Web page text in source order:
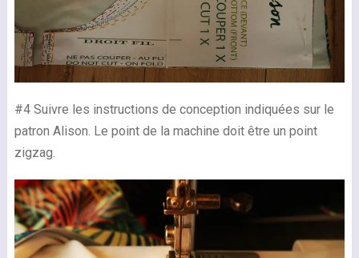
#4 Suivre les instructions de conception indiquées sur le
patron Alison. Le point de la machine doit être un point
zigzag.